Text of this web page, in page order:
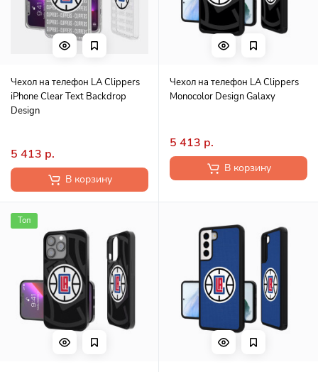
Чехол на телефон LA Clippers
iPhone Clear Text Backdrop
Design
5 413 р.
В корзину
Чехол на телефон LA Clippers
Monocolor Design Galaxy
5 413 р.
В корзину
Топ